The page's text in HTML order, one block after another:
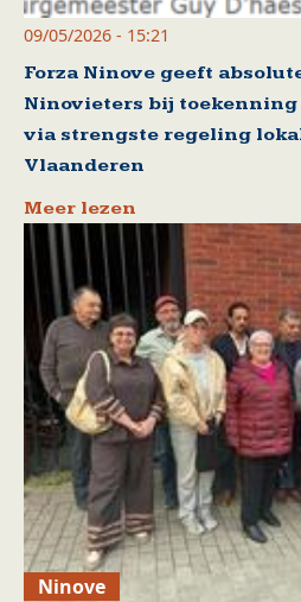
09/05/2026 - 15:21
Forza Ninove geeft
Ninovieters bij
via strengste regeling
Vlaanderen
Meer lezen
Ninove